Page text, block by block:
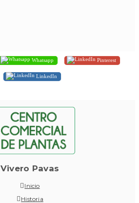
Whatsapp Pinterest
LinkedIn
Vivero Pavas
Inicio
Historia